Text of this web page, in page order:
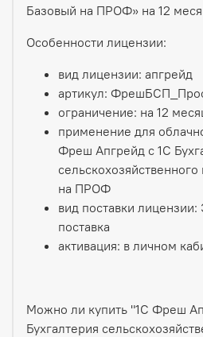
Базовый на ПРОФ» на 12
Особенности лицензии:
вид лицензии: апгрейд
артикул:
ограничение: на 12
применение для
Фреш Апгрейд с 1С
на ПРОФ
вид поставки лицензии:
поставка
активация: в личном
Можно ли купить "1С Фреш
Бухгалтерия